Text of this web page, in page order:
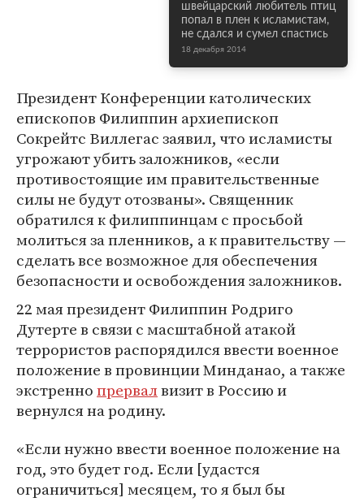
швейцарский любитель птиц
попал в плен к исламистам,
не сдался и сумел спастись
18 декабря 2014
Президент Конференции католических
епископов Филиппин архиепископ
Сокрейтс Виллегас заявил, что исламисты
угрожают убить заложников, «если
противостоящие им правительственные
силы не будут отозваны». Священник
обратился к филиппинцам с просьбой
молиться за пленников, а к правительству —
сделать все возможное для обеспечения
безопасности и освобождения заложников.
22 мая президент Филиппин Родриго
Дутерте в связи с масштабной атакой
террористов распорядился ввести военное
положение в провинции Минданао, а также
экстреннопрервалвизит в Россию и
вернулся на родину.
«Если нужно ввести военное положение на
год, это будет год. Если [удастся
ограничиться] месяцем, то я был бы